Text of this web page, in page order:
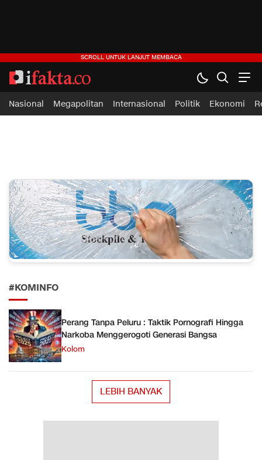
ifakta.co
#pastibenar
Nasional Megapolitan Internasional Politik Ekonomi
#KOMINFO
Perang Tanpa Peluru : Taktik Pornografi Hingga
Narkoba Menggerogoti Generasi Bangsa
Kolom
LEBIH BANYAK